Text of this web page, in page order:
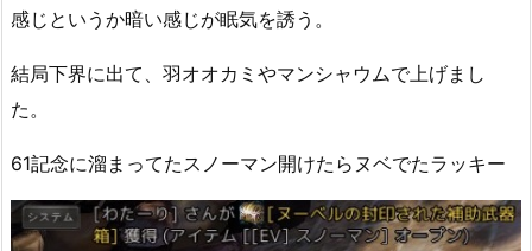
感じというか暗い感じが眠気を誘う。
結局下界に出て、羽オオカミやマンシャウムで上げまし
た。
61記念に溜まってたスノーマン開けたらヌベでたラッキー